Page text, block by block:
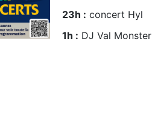
23h : concert Hyl
1h : DJ Val Monster